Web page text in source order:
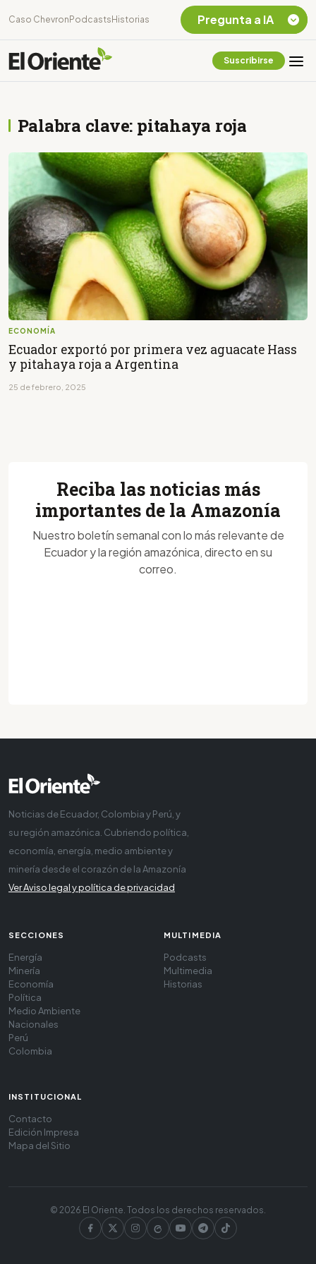
Caso Chevron Podcasts Historias
Suscribirse
Palabra clave: pitahaya roja
ECONOMÍA
Ecuador exportó por primera vez aguacate Hass
y pitahaya roja a Argentina
25 de febrero, 2025
Pregunta a IA
Listar destinos
turísticos de la
Amazonia Ecuatoriana
¿En que consiste la
tasa minera que rige en
Ecuador?
Reciba las noticias más
importantes de la Amazonía
Nuestro boletín semanal con lo más relevante de
Ecuador y la región amazónica, directo en su
correo.
Noticias de Ecuador, Colombia y Perú, y
su región amazónica. Cubriendo política,
economía, energía, medio ambiente y
minería desde el corazón de la Amazonía
Ver Aviso legal y política de privacidad
SECCIONES
Energía
Minería
Economía
Política
Medio Ambiente
Nacionales
Perú
Colombia
MULTIMEDIA
Podcasts
Multimedia
Historias
INSTITUCIONAL
Contacto
Edición Impresa
Mapa del Sitio
© 2026 El Oriente. Todos los derechos reservados.